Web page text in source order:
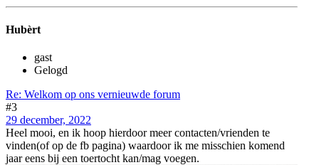
Hubèrt
gast
Gelogd
Re: Welkom op ons vernieuwde forum
#3
29 december, 2022
Heel mooi, en ik hoop hierdoor meer contacten/vrienden te
vinden(of op de fb pagina) waardoor ik me misschien komend
jaar eens bij een toertocht kan/mag voegen.